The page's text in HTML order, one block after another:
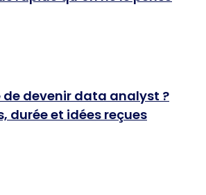
devenir data analyst ?
durée et idées reçues